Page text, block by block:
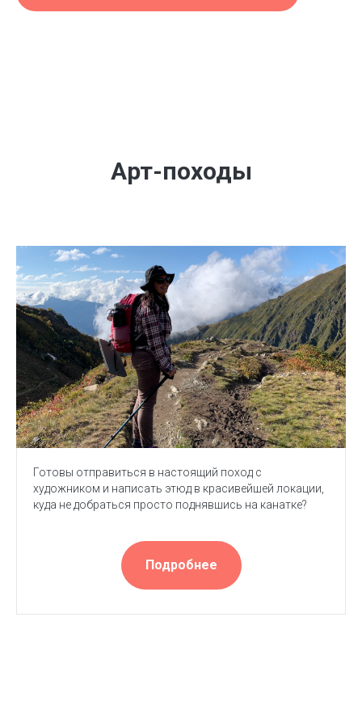
Арт-походы
Готовы отправиться в настоящий поход с
художником и написать этюд в красивейшей локации,
куда не добраться просто поднявшись на канатке?
Подробнее